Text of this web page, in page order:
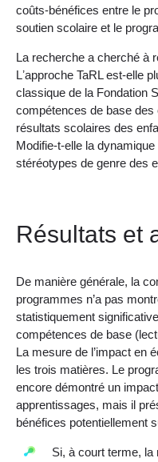
coûts-bénéfices entre le
soutien scolaire et le
La recherche a cherché à
Lʼapproche TaRL est-elle
classique de la Fondation
compétences de base des
résultats scolaires des
Modifie-t-elle la
stéréotypes de genre des
Résultats et
De manière générale, la
programmes n’a pas
statistiquement
compétences de base
La mesure de l’impact en
les trois matières. Le
encore démontré un
apprentissages, mais il
bénéfices potentiellement
Si, à court terme,